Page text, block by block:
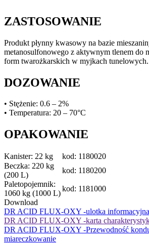
ZASTOSOWANIE
Produkt płynny kwasowy na bazie
metanosulfonowego z aktywnym tlenem do
form twarożkarskich w myjkach tunelowych.
DOZOWANIE
• Stężenie: 0.6 – 2%
• Temperatura: 20 – 70°C
OPAKOWANIE
Kanister: 22 kg
kod: 1180020
Beczka: 220 kg
(200 L)
kod: 1180200
Paletopojemnik:
1060 kg (1000 L)
kod: 1181000
Download
DR ACID FLUX-OXY -ulotka informacyjna
DR ACID FLUX-OXY -karta
DR ACID FLUX-OXY -Przewodność
miareczkowanie